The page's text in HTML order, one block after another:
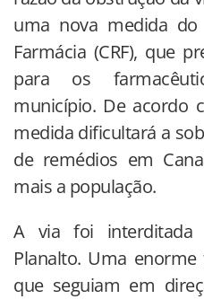
uma nova medida do
Farmácia (CRF), que
para os
município. De acordo
medida dificultará a
de remédios em
mais a população.
A via foi interditada
Planalto. Uma
que seguiam em